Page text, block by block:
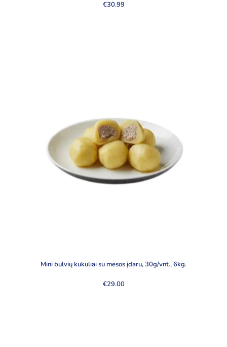
€30.99
Mini bulvių kukuliai su mėsos įdaru, 30g/vnt., 6kg.
€29.00